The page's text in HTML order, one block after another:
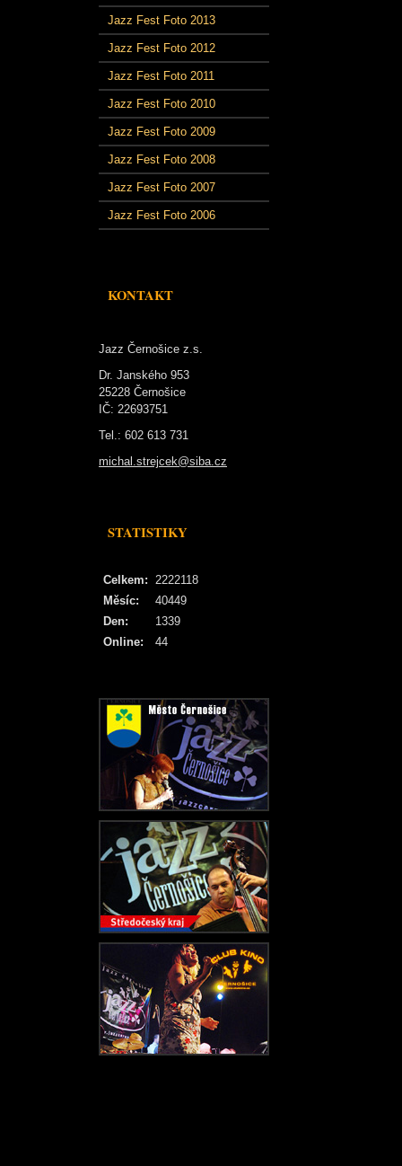
Jazz Fest Foto 2013
Jazz Fest Foto 2012
Jazz Fest Foto 2011
Jazz Fest Foto 2010
Jazz Fest Foto 2009
Jazz Fest Foto 2008
Jazz Fest Foto 2007
Jazz Fest Foto 2006
KONTAKT
Jazz Černošice z.s.
Dr. Janského 953
25228 Černošice
IČ: 22693751
Tel.: 602 613 731
michal.strejcek@siba.cz
STATISTIKY
Online: 44
Celkem: 2222118
Měsíc:
40449
Den:
1339